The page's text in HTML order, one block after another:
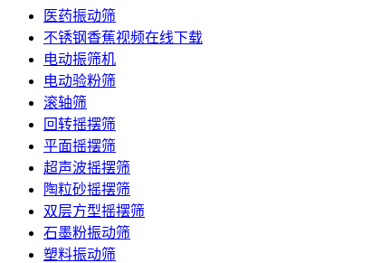
医药振动筛
不锈钢香蕉视频在线下载
电动振筛机
电动验粉筛
滚轴筛
回转摇摆筛
平面摇摆筛
超声波摇摆筛
陶粒砂摇摆筛
双层方型摇摆筛
石墨粉振动筛
塑料振动筛